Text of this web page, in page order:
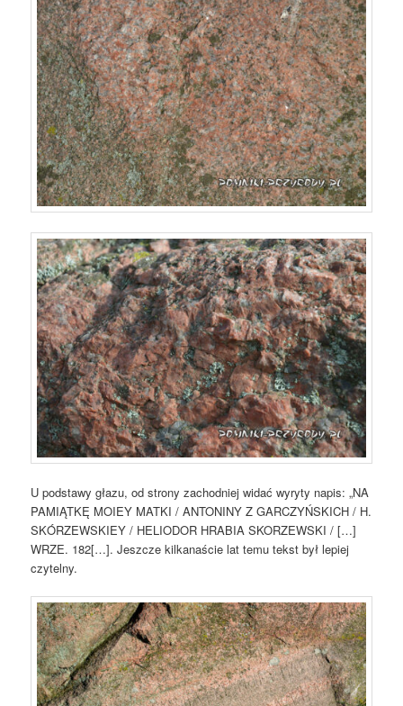
U podstawy głazu, od strony zachodniej widać wyryty napis: „NA
PAMIĄTKĘ MOIEY MATKI / ANTONINY Z GARCZYŃSKICH / H.
SKÓRZEWSKIEY / HELIODOR HRABIA SKORZEWSKI / […]
WRZE. 182[…]. Jeszcze kilkanaście lat temu tekst był lepiej
czytelny.